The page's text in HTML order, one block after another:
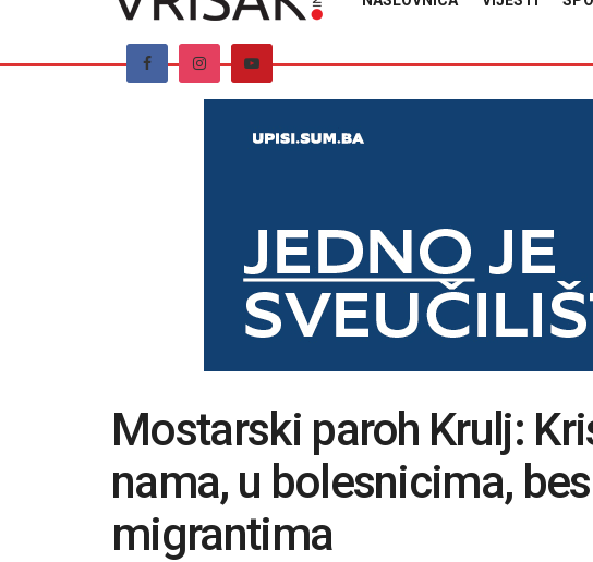
Mostarski paroh Krulj:
nama, u bolesnicima,
migrantima